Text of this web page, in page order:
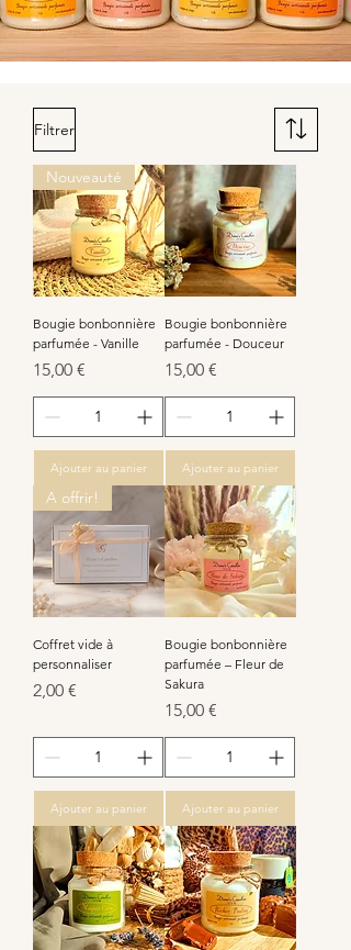
Filtrer
Nouveauté
Bougie bonbonnière
parfumée - Vanille
Prix
15,00 €
Ajouter au panier
Bougie bonbonnière
parfumée - Douceur
Prix
15,00 €
Ajouter au panier
A offrir!
Coffret vide à
personnaliser
Prix
2,00 €
Ajouter au panier
Bougie bonbonnière
parfumée – Fleur de
Sakura
Prix
15,00 €
Ajouter au panier